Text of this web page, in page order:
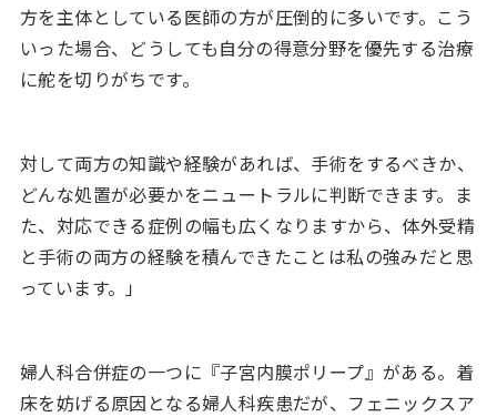
方を主体としている医師の方が圧倒的に多いです。こう
いった場合、どうしても自分の得意分野を優先する治療
に舵を切りがちです。
対して両方の知識や経験があれば、手術をするべきか、
どんな処置が必要かをニュートラルに判断できます。ま
た、対応できる症例の幅も広くなりますから、体外受精
と手術の両方の経験を積んできたことは私の強みだと思
っています。」
婦人科合併症の一つに『子宮内膜ポリープ』がある。着
床を妨げる原因となる婦人科疾患だが、フェニックスア